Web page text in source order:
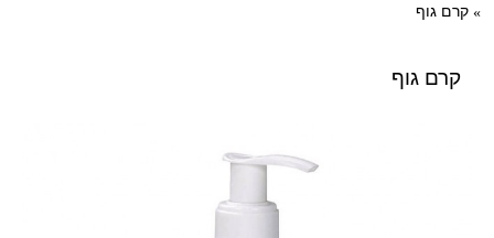
קרם גוף
קרם גוף